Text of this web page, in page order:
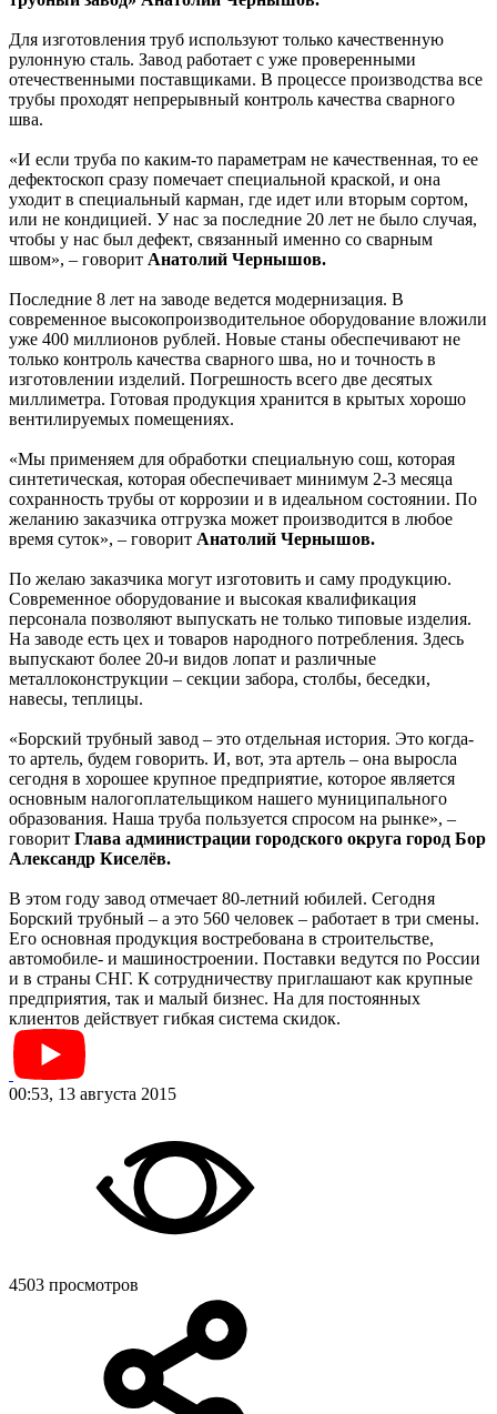
Для изготовления труб используют только качественную
рулонную сталь. Завод работает с уже проверенными
отечественными поставщиками. В процессе производства все
трубы проходят непрерывный контроль качества сварного
шва.
«И если труба по каким-то параметрам не качественная, то ее
дефектоскоп сразу помечает специальной краской, и она
уходит в специальный карман, где идет или вторым сортом,
или не кондицией. У нас за последние 20 лет не было случая,
чтобы у нас был дефект, связанный именно со сварным
швом», – говорит Анатолий Чернышов.
Последние 8 лет на заводе ведется модернизация. В
современное высокопроизводительное оборудование вложили
уже 400 миллионов рублей. Новые станы обеспечивают не
только контроль качества сварного шва, но и точность в
изготовлении изделий. Погрешность всего две десятых
миллиметра. Готовая продукция хранится в крытых хорошо
вентилируемых помещениях.
«Мы применяем для обработки специальную сош, которая
синтетическая, которая обеспечивает минимум 2-3 месяца
сохранность трубы от коррозии и в идеальном состоянии. По
желанию заказчика отгрузка может производится в любое
время суток», – говорит Анатолий Чернышов.
По желаю заказчика могут изготовить и саму продукцию.
Современное оборудование и высокая квалификация
персонала позволяют выпускать не только типовые изделия.
На заводе есть цех и товаров народного потребления. Здесь
выпускают более 20-и видов лопат и различные
металлоконструкции – секции забора, столбы, беседки,
навесы, теплицы.
«Борский трубный завод – это отдельная история. Это когда-
то артель, будем говорить. И, вот, эта артель – она выросла
сегодня в хорошее крупное предприятие, которое является
основным налогоплательщиком нашего муниципального
образования. Наша труба пользуется спросом на рынке», –
говорит Глава администрации городского округа город Бор
Александр Киселёв.
В этом году завод отмечает 80-летний юбилей. Сегодня
Борский трубный – а это 560 человек – работает в три смены.
Его основная продукция востребована в строительстве,
автомобиле- и машиностроении. Поставки ведутся по России
и в страны СНГ. К сотрудничеству приглашают как крупные
предприятия, так и малый бизнес. На для постоянных
клиентов действует гибкая система скидок.
00:53, 13 августа 2015
4503 просмотров